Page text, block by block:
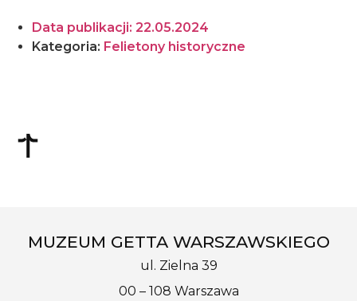
Data publikacji: 22.05.2024
Kategoria: Felietony historyczne
MUZEUM GETTA WARSZAWSKIEGO
ul. Zielna 39
00 – 108 Warszawa